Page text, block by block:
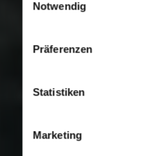
Nutzung der Dienste
Notwendig
Präferenzen
Statistiken
Marketing